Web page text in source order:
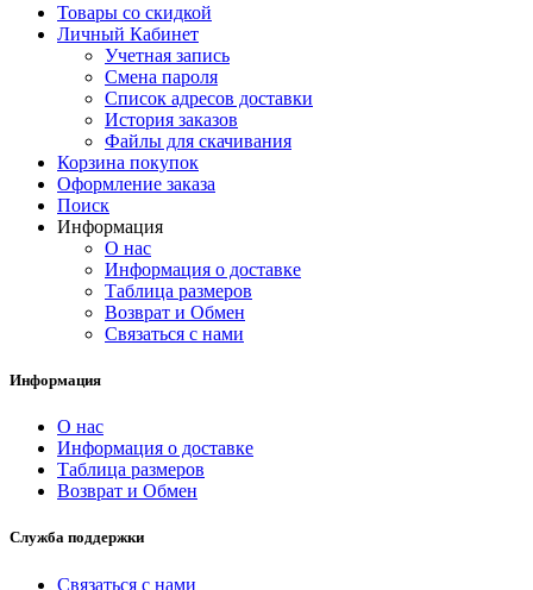
Товары со скидкой
Личный Кабинет
Учетная запись
Смена пароля
Список адресов доставки
История заказов
Файлы для скачивания
Корзина покупок
Оформление заказа
Поиск
Информация
О нас
Информация о доставке
Таблица размеров
Возврат и Обмен
Связаться с нами
Информация
О нас
Информация о доставке
Таблица размеров
Возврат и Обмен
Служба поддержки
Связаться с нами